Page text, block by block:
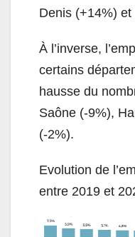
Denis (+14%) et
À l’inverse,
certains
hausse du
Saône (-9%),
(-2%).
Evolution de
entre 2019 et